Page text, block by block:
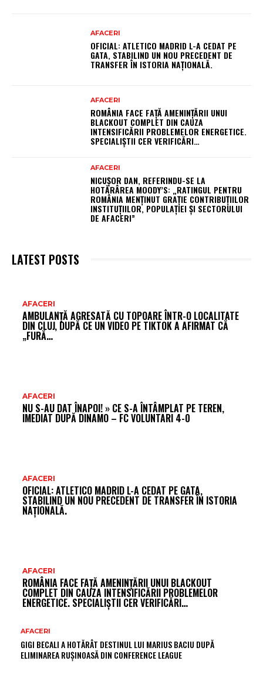
AFACERI
OFICIAL: ATLETICO MADRID L-A CEDAT PE
GATA, STABILIND UN NOU PRECEDENT DE
TRANSFER ÎN ISTORIA NAȚIONALĂ.
AFACERI
ROMÂNIA FACE FAȚĂ AMENINȚĂRII UNUI
BLACKOUT COMPLET DIN CAUZA
INTENSIFICĂRII PROBLEMELOR ENERGETICE.
SPECIALIȘTII CER VERIFICĂRI…
AFACERI
NICUȘOR DAN, REFERINDU-SE LA
HOTĂRÂREA MOODY’S: „RATINGUL PENTRU
ROMÂNIA MENȚINUT GRAȚIE CONTRIBUȚIILOR
INSTITUȚIILOR, POPULAȚIEI ȘI SECTORULUI
DE AFACERI”
LATEST POSTS
AFACERI
AMBULANȚĂ AGRESATĂ CU TOPOARE ÎNTR-O LOCALITATE
DIN CLUJ, DUPĂ CE UN VIDEO PE TIKTOK A AFIRMAT CĂ
„FURĂ…
AFACERI
NU S-AU DAT ÎNAPOI! » CE S-A ÎNTÂMPLAT PE TEREN,
IMEDIAT DUPĂ DINAMO – FC VOLUNTARI 4-0
AFACERI
OFICIAL: ATLETICO MADRID L-A CEDAT PE GATA,
STABILIND UN NOU PRECEDENT DE TRANSFER ÎN ISTORIA
NAȚIONALĂ.
AFACERI
ROMÂNIA FACE FAȚĂ AMENINȚĂRII UNUI BLACKOUT
COMPLET DIN CAUZA INTENSIFICĂRII PROBLEMELOR
ENERGETICE. SPECIALIȘTII CER VERIFICĂRI…
AFACERI
GIGI BECALI A HOTĂRÂT DESTINUL LUI MARIUS BACIU DUPĂ
ELIMINAREA RUȘINOASĂ DIN CONFERENCE LEAGUE